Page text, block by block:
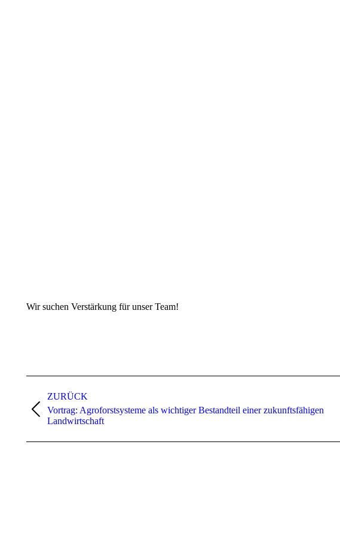
Wir suchen Verstärkung für unser Team!
ZURÜCK
Vorheriger
Beitrag:
Vortrag: Agroforstsysteme als wichtiger Bestandteil einer zukunftsfähigen
Landwirtschaft